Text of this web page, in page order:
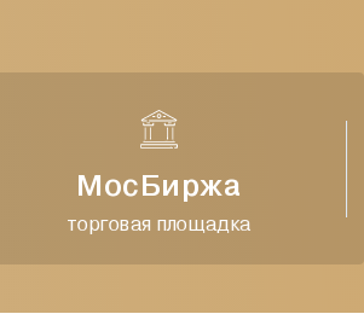
МосБиржа
торговая площадка